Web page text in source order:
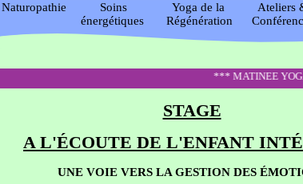
Naturopathie
Soins
énergétiques
Yoga de la
Régénération
Ateliers
*** MATINEE YOGA
STAGE
A L'ÉCOUTE DE L'ENFANT
UNE VOIE VERS LA GESTION DES